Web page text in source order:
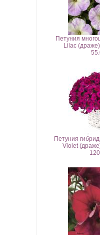
Петуния
Lilac
Петуния
Violet